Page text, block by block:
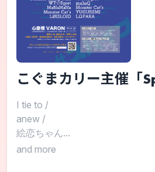
こぐまカリー主催「
I tie to /
anew /
絵恋ちゃん...
and more